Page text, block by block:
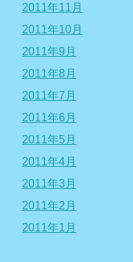
2011年11月
2011年10月
2011年9月
2011年8月
2011年7月
2011年6月
2011年5月
2011年4月
2011年3月
2011年2月
2011年1月